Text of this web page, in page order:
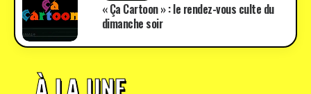
« Ça Cartoon » : le rendez-vous culte du
dimanche soir